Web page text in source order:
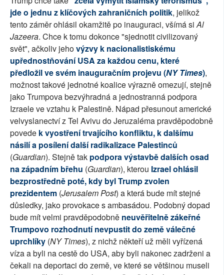
jde o jednu z klíčových zahraničních politik, jelikož
tento záměr ohlásil okamžitě po inauguraci, všímá siAl
Jazeera. Chce k tomu dokonce "sjednotit civilizovaný
svět", ačkoliv jehovýzvy k nacionalistiskému
upřednostňování USA za každou cenu, které
předložil ve svém inauguračním projevu (NY Times),
možnost takové jednotné koalice výrazně omezují, stejně
jako Trumpova bezvýhradná a jednostranná podpora
Izraele ve vztahu k Palestině. Nápad přesunout americké
velvyslanectví z Tel Avivu do Jeruzaléma pravděpodobně
povede k vyostření trvajícího konfliktu, k dalšímu
násilí a posílení další radikalizace Palestinců
(Guardian). Stejně tak podpora výstavbě dalších osad
na západním břehu (Guardian), kterou Izrael ohlásil
bezprostředně poté, kdy byl Trump zvolen
prezidentem (Jerusalem Post) a která bude mít stejné
důsledky, jako provokace s ambasádou. Podobný dopad
bude mít velmi pravděpodobně neuvěřitelně zákeřné
Trumpovo rozhodnutí nevpustit do země válečné
uprchlíky (NY Times), z nichž někteří už měli vyřízená
víza a byli na cestě do USA, aby byli nakonec zadrženi a
čekali na deportaci do země, ve které se většinou museli